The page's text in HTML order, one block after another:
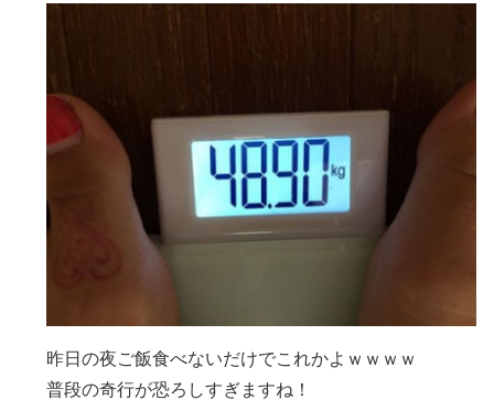
昨日の夜ご飯食べないだけでこれかよｗｗｗｗ
普段の奇行が恐ろしすぎますね！